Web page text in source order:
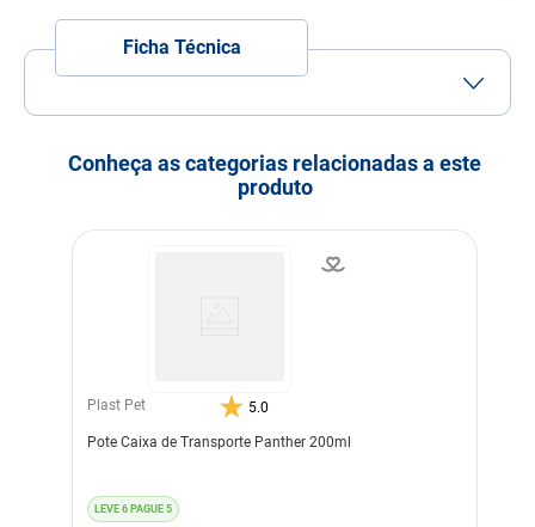
Ficha Técnica
Conheça as categorias relacionadas a este
produto
Plast Pet 5.0
Pote Caixa de Transporte Panther 200ml
LEVE 6 PAGUE 5
ração premier